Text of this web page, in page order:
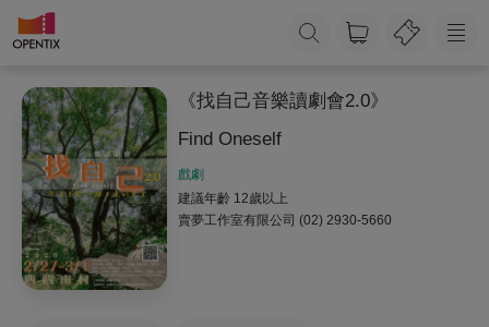
《找自己音樂讀劇會2.0》
Find Oneself
戲劇
建議年齡 12歲以上
賣夢工作室有限公司 (02) 2930-5660